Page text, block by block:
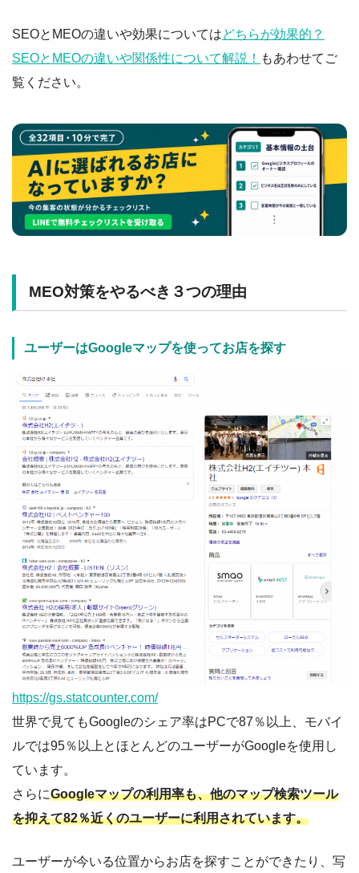
SEOとMEOの違いや効果についてはどちらが効果的？
SEOとMEOの違いや関係性について解説！ もあわせてご
覧ください。
MEO対策をやるべき３つの理由
ユーザーはGoogleマップを使ってお店を探す
https://gs.statcounter.com/
世界で見てもGoogleのシェア率はPCで87％以上、モバイ
ルでは95％以上とほとんどのユーザーがGoogleを使用し
ています。
さらにGoogleマップの利用率も、他のマップ検索ツール
を抑えて82％近くのユーザーに利用されています。
ユーザーが今いる位置からお店を探すことができたり、写